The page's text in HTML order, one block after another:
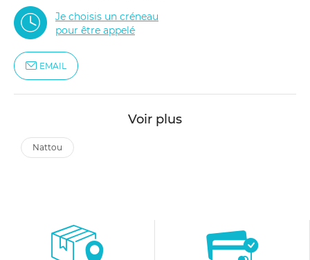
Je choisis un créneau
pour être appelé
EMAIL
Voir plus
nattou